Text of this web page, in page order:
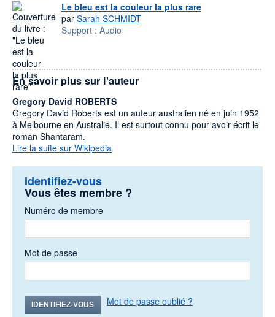
Le bleu est la couleur la plus rare
par Sarah SCHMIDT
Support : Audio
En savoir plus sur l'auteur
Gregory David ROBERTS
Gregory David Roberts est un auteur australien né en juin 1952
à Melbourne en Australie. Il est surtout connu pour avoir écrit le
roman Shantaram.
Lire la suite sur Wikipedia
Identifiez-vous
Vous êtes membre ?
Numéro de membre
Mot de passe
IDENTIFIEZ-VOUS Mot de passe oublié ?